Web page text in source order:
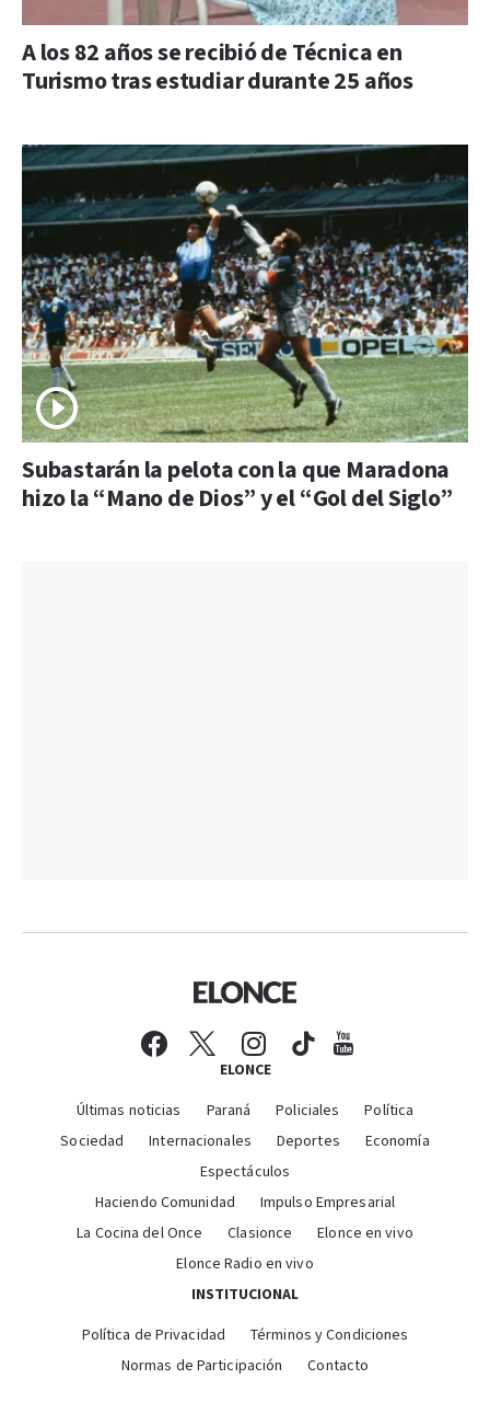
A los 82 años se recibió de Técnica en
Turismo tras estudiar durante 25 años
Subastarán la pelota con la que Maradona
hizo la “Mano de Dios” y el “Gol del Siglo”
ELONCE
Últimas noticias Paraná Policiales
Política
Sociedad
Internacionales Deportes
Economía
Espectáculos
Haciendo Comunidad
Impulso Empresarial
La Cocina del Once
Clasionce
Elonce en vivo
Elonce Radio en vivo
INSTITUCIONAL
Política de Privacidad
Términos y Condiciones
Normas de Participación
Contacto